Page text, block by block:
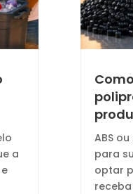
a
ABS
para
optar